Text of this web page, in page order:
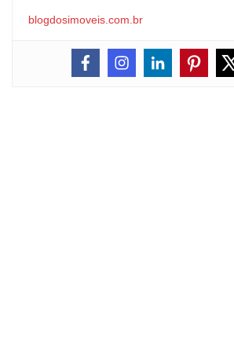
blogdosimoveis.com.br